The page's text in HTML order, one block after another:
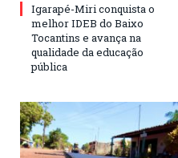
Igarapé-Miri conquista o
melhor IDEB do Baixo
Tocantins e avança na
qualidade da educação
pública